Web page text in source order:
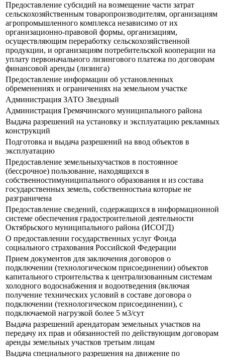
Предоставление субсидий на возмещение части затрат
сельскохозяйственным товаропроизводителям, организациям
агропромышленного комплекса независимо от их
организационно-правовой формы, организациям,
осуществляющим переработку сельскохозяйственной
продукции, и организациям потребительской кооперации на
уплату первоначального лизингового платежа по договорам
финансовой аренды (лизинга)
Предоставление информации об установленных
обременениях и ограничениях на земельном участке
Администрация ЗАТО Звездный
Администрация Гремячинского муниципального района
Выдача разрешений на установку и эксплуатацию рекламных
конструкций
Подготовка и выдача разрешений на ввод объектов в
эксплуатацию
Предоставление земельныхучастков в постоянное
(бессрочное) пользование, находящихся в
собственностимуниципального образования и из состава
государственных земель, собственностьна которые не
разграничена
Предоставление сведений, содержащихся в информационной
системе обеспечения градостроительной деятельности
Октябрьского муниципального района (ИСОГД)
О предоставлении государственных услуг Фонда
социального страхования Российской Федерации
Прием документов для заключения договоров о
подключении (технологическом присоединении) объектов
капитального строительства к централизованным системам
холодного водоснабжения и водоотведения (включая
получение технических условий в составе договора о
подключении (технологическом присоединении), с
подключаемой нагрузкой более 5 м3/сут
Выдача разрешений арендаторам земельных участков на
передачу их прав и обязанностей по действующим договорам
аренды земельных участков третьим лицам
Выдача специального разрешения на движение по